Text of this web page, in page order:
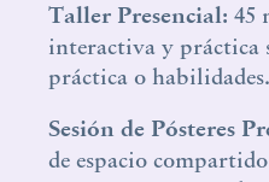
Taller Presencial: 45
interactiva y práctica
práctica o habilidades.
Sesión de Pósteres
de espacio